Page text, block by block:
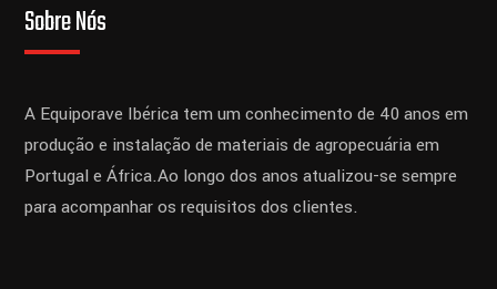
Sobre Nós
A Equiporave Ibérica tem um conhecimento de 40 anos em
produção e instalação de materiais de agropecuária em
Portugal e África.Ao longo dos anos atualizou-se sempre
para acompanhar os requisitos dos clientes.